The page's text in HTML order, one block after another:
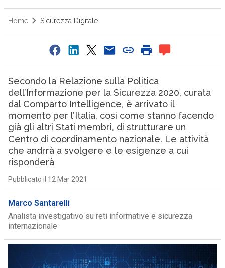
Home Sicurezza Digitale
Secondo la Relazione sulla Politica
dell’Informazione per la Sicurezza 2020, curata
dal Comparto Intelligence, è arrivato il
momento per l’Italia, così come stanno facendo
già gli altri Stati membri, di strutturare un
Centro di coordinamento nazionale. Le attività
che andrrà a svolgere e le esigenze a cui
risponderà
Pubblicato il 12 Mar 2021
Marco Santarelli
Analista investigativo su reti informative e sicurezza
internazionale